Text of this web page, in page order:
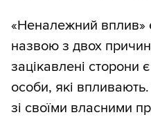
«Неналежний вплив»
назвою з двох
зацікавлені сторони
особи, які
зі своїми власними